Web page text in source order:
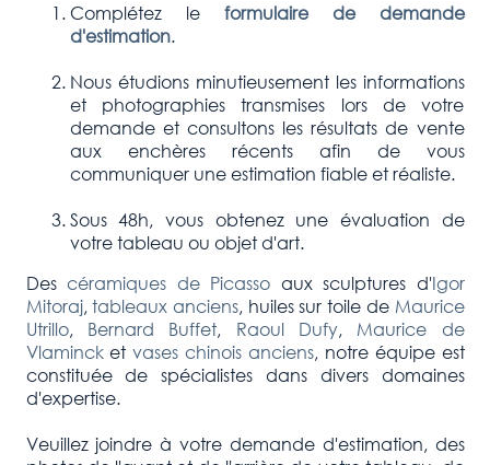
Complétez le formulaire de demande
d'estimation.
Nous étudions minutieusement les informations
et photographies transmises lors de votre
demande et consultons les résultats de vente
aux enchères récents afin de vous
communiquer une estimation fiable et réaliste.
Sous 48h, vous obtenez une évaluation de
votre tableau ou objet d'art.
Des céramiques de Picasso aux sculptures d'Igor
Mitoraj,tableaux anciens, huiles sur toile de Maurice
Utrillo, Bernard Buffet, Raoul Dufy, Maurice de
Vlamincketvases chinois anciens, notre équipe est
constituée de spécialistes dans divers domaines
d'expertise.
Veuillez joindre à votre demande d'estimation, des